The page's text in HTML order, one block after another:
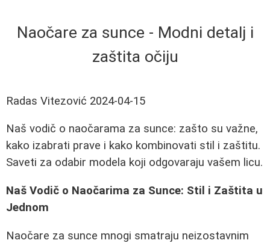
Naočare za sunce - Modni detalj i
zaštita očiju
Radas Vitezović 2024-04-15
Naš vodič o naočarama za sunce: zašto su važne,
kako izabrati prave i kako kombinovati stil i zaštitu.
Saveti za odabir modela koji odgovaraju vašem licu.
Naš Vodič o Naočarima za Sunce: Stil i Zaštita u
Jednom
Naočare za sunce mnogi smatraju neizostavnim